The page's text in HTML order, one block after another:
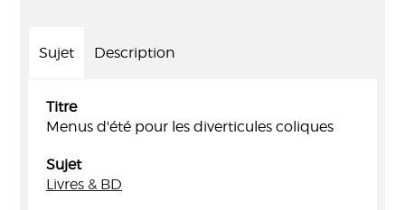
Sujet Description
Titre
Menus d'été pour les diverticules coliques
Sujet
Livres & BD